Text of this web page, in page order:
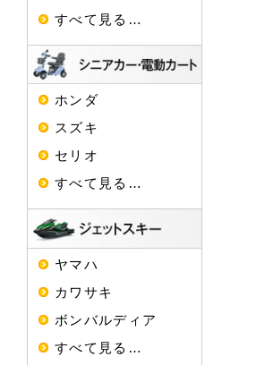
すべて見る…
ホンダ
スズキ
セリオ
すべて見る…
ヤマハ
カワサキ
ボンバルディア
すべて見る…